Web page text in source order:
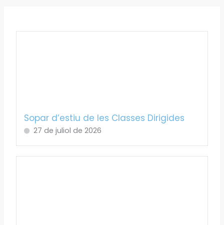
Sopar d’estiu de les Classes Dirigides
27 de juliol de 2026